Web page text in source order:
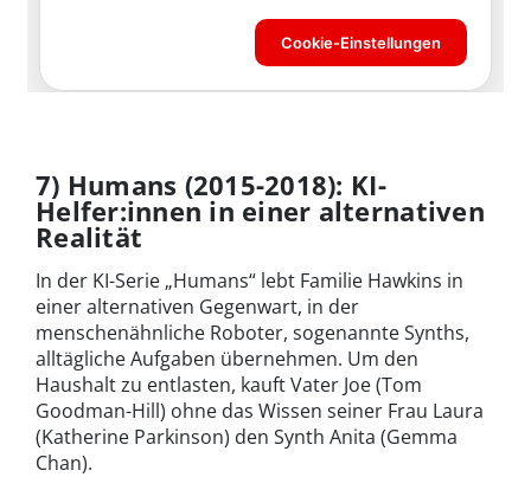
7) Humans (2015-2018): KI-
Helfer:innen in einer alternativen
Realität
In der KI-Serie „Humans“ lebt Familie Hawkins in
einer alternativen Gegenwart, in der
menschenähnliche Roboter, sogenannte Synths,
alltägliche Aufgaben übernehmen. Um den
Haushalt zu entlasten, kauft Vater Joe (Tom
Goodman-Hill) ohne das Wissen seiner Frau Laura
(Katherine Parkinson) den Synth Anita (Gemma
Chan).